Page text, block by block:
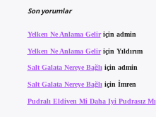
Son yorumlar
Yelken Ne Anlama Geliriçin admin
Yelken Ne Anlama Geliriçin Yıldırım
Salt Galata Nereye Bağlıiçin admin
Salt Galata Nereye Bağlı için İmren
Pudralı Eldiven Mi Daha Iyi Pudrasız Mı